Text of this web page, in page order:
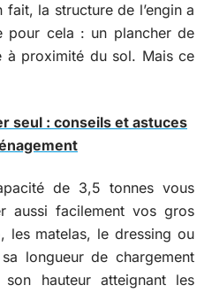
la structure de l’engin a
pour cela : un plancher de
à proximité du sol. Mais ce
seul : conseils et astuces
de 3,5 tonnes vous
aussi facilement vos gros
les matelas, le dressing ou
longueur de chargement
hauteur atteignant les